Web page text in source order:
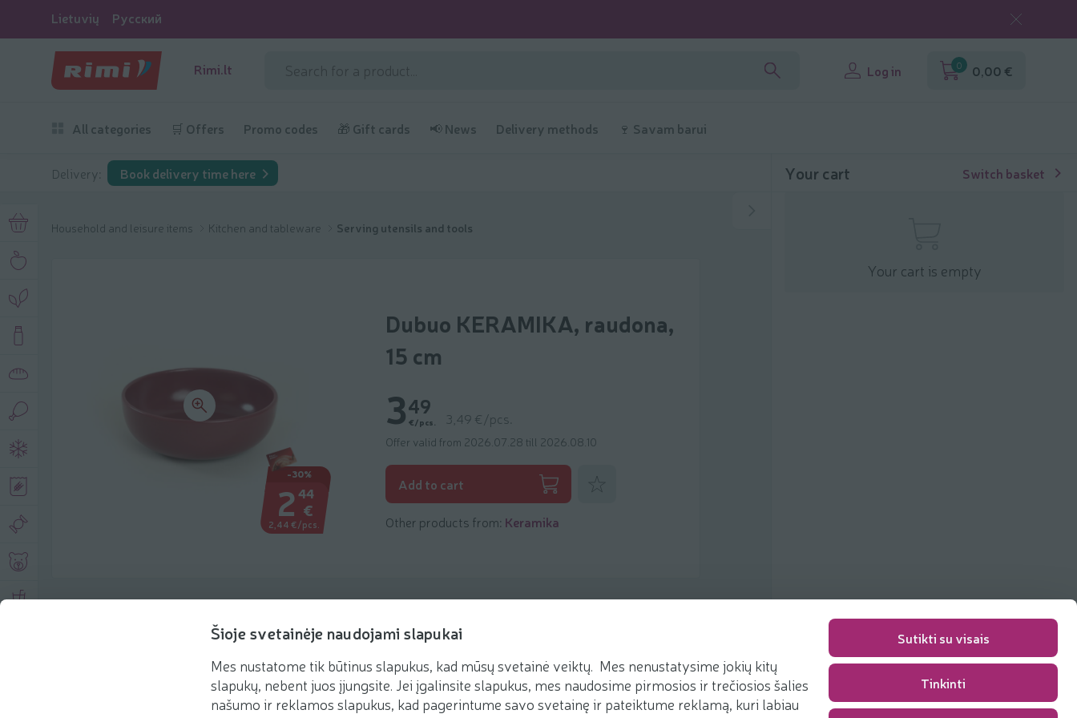
Šioje svetainėje naudojami slapukai
Mes nustatome tik būtinus slapukus, kad mūsų svetainė veiktų. Mes nenustatysime jokių kitų
slapukų, nebent juos įjungsite. Jei įgalinsite slapukus, mes naudosime pirmosios ir trečiosios šalies
našumo ir reklamos slapukus, kad pagerintume savo svetainę ir pateiktume reklamą, kuri labiau
Sutikti su visais
Tinkinti
Lietuvių Русский
Rimi.lt Log in 0 0,00 €
All categories 🛒 Offers Promo codes 🎁 Gift cards 📢 News Delivery methods 🍷 Savam barui
Delivery: Book delivery time here
Household and leisure items Kitchen and tableware Serving utensils and tools
-30%
2 44
€
2,44 €/pcs.
Dubuo KERAMIKA, raudona,
15 cm
349
€/pcs. 3,49 €/pcs.
Offer valid from 2026.07.28 till 2026.08.10
Add to cart
Other products from: Keramika
Product description
Recommendations
Your cart Switch basket
Your cart is empty
Packaging fee 0,00 €